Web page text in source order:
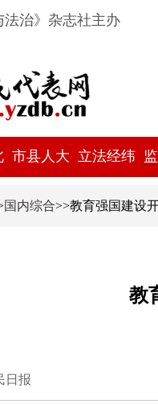
治》杂志社主办
市县人大 立法经纬
国内综合>>教育强国建设
教
日报